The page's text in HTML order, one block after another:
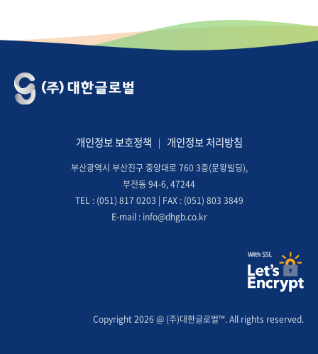
개인정보 보호정책 | 개인정보 처리방침
부산광역시 부산진구 중앙대로 760 3층(문왕빌딩),
부전동 94-6, 47244
TEL : (051) 817 0203 | FAX : (051) 803 3849
E-mail : info@dhgb.co.kr
Copyright 2026 @ (주)대한글로벌™. All rights reserved.